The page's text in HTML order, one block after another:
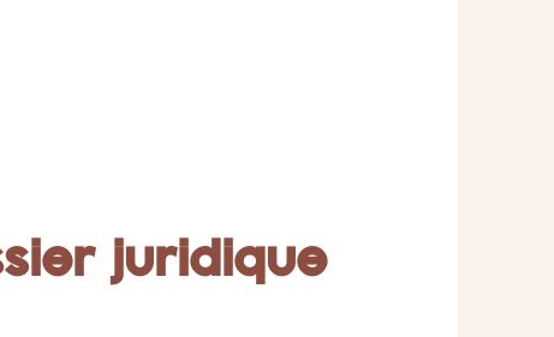
juridique